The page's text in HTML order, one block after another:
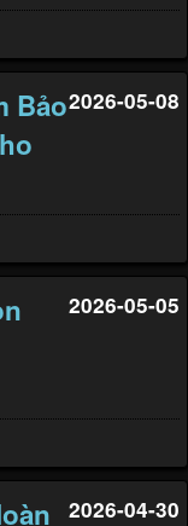
Bảo2026-05-08
2026-05-05
2026-04-30